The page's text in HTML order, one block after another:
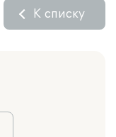
К списку